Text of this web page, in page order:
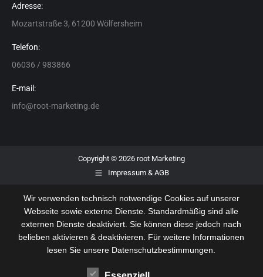
Adresse:
Mozartstraße 3, 61200 Wölfersheim
Telefon:
06036 / 983866
E-mail:
info@root-marketing.de
Copyright © 2026 root Marketing
Impressum & AGB
Wir verwenden technisch notwendige Cookies auf unserer
Webseite sowie externe Dienste. Standardmäßig sind alle
externen Dienste deaktiviert. Sie können diese jedoch nach
belieben aktivieren & deaktivieren. Für weitere Informationen
lesen Sie unsere Datenschutzbestimmungen.